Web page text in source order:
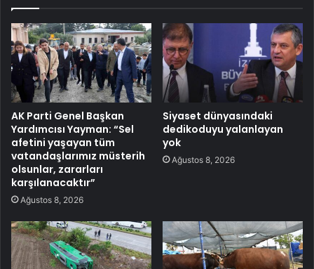
AK Parti Genel Başkan
Yardımcısı Yayman: “Sel
afetini yaşayan tüm
vatandaşlarımız müsterih
olsunlar, zararları
karşılanacaktır”
Ağustos 8, 2026
Siyaset dünyasındaki
dedikoduyu yalanlayan
yok
Ağustos 8, 2026